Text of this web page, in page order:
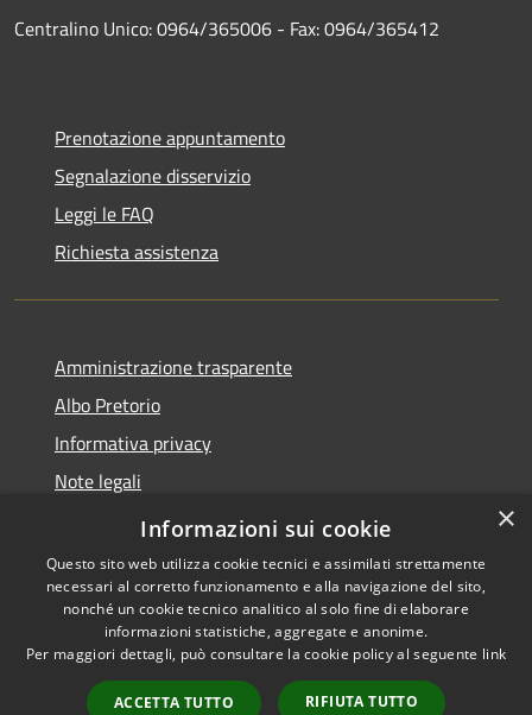
Centralino Unico: 0964/365006 - Fax: 0964/365412
Prenotazione appuntamento
Segnalazione disservizio
Leggi le FAQ
Richiesta assistenza
Amministrazione trasparente
Albo Pretorio
Informativa privacy
Note legali
Dichiarazione di accessibilità
Accessibilità
Copyright © 2026 • Comune di
Sant'Ilario dello Ionio •
Powered byMunicipium
×
Informazioni sui cookie
Questo sito web utilizza cookie tecnici e assimilati strettamente
necessari al corretto funzionamento e alla navigazione del sito,
nonché un cookie tecnico analitico al solo fine di elaborare
informazioni statistiche, aggregate e anonime.
Per maggiori dettagli, può consultare la cookie policy al seguente link
ACCETTA TUTTO RIFIUTA TUTTO